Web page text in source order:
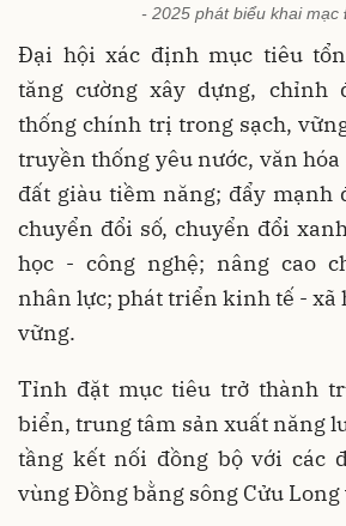
- 2025 phát biểu khai mạc
Đại hội xác định mục tiêu
tăng cường xây dựng, chỉnh
thống chính trị trong sạch,
truyền thống yêu nước, văn hóa
đất giàu tiềm năng; đẩy mạnh
chuyển đổi số, chuyển đổi
học - công nghệ; nâng cao
nhân lực; phát triển kinh tế - xã
vững.
Tỉnh đặt mục tiêu trở thành
biển, trung tâm sản xuất năng
tầng kết nối đồng bộ với các
vùng Đồng bằng sông Cửu Long